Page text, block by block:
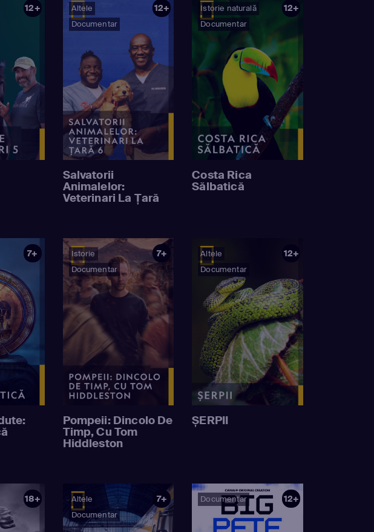
12+
Altele
Documentar
12+
Salvatorii
Animalelor:
Veterinari La Țară
Istorie naturală
Documentar
12+
Costa Rica
Sălbatică
7+
Istorie
Documentar
7+
Pompeii: Dincolo De
Timp, Cu Tom
Hiddleston
Altele
Documentar
12+
ȘERPII
18+
Altele
Documentar
7+ Documentar 12+